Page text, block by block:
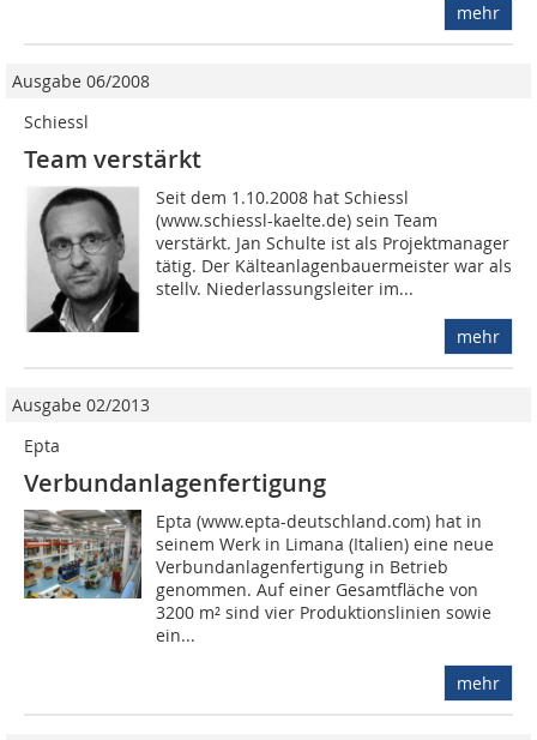
mehr
Ausgabe 06/2008
Schiessl
Team verstärkt
Seit dem 1.10.2008 hat Schiessl
(www.schiessl-kaelte.de) sein Team
verstärkt. Jan Schulte ist als Projektmanager
tätig. Der Kälteanlagenbauermeister war als
stellv. Niederlassungsleiter im...
mehr
Ausgabe 02/2013
Epta
Verbundanlagenfertigung
Epta (www.epta-deutschland.com) hat in
seinem Werk in Limana (Italien) eine neue
Verbundanlagenfertigung in Betrieb
genommen. Auf einer Gesamtfläche von
3200 m² sind vier Produktionslinien sowie
ein...
mehr